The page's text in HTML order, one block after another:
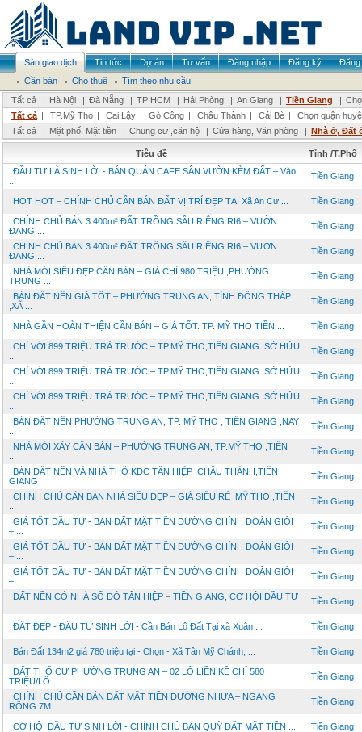
Sàn giao dịch Tin tức Dự án Tư vấn Đăng nhập Đăng ký
Đăng
Cần bán
Cho thuê
Tìm theo nhu cầu
Tất cả
| Hà Nội | Đà Nẵng | TP HCM | Hải Phòng | An Giang | Tiền Giang |
Tất cả | TP.Mỹ Tho | Cai Lậy | Gò Công | Châu Thành | Cái Bè |
Chọn quận
Tất cả
| Mặt phố, Mặt tiền | Chung cư ,căn hộ | Cửa hàng, Văn phòng | Nhà ở, Đất
Tiêu đề
Tỉnh /T.Phố
ĐẦU TƯ LÀ SINH LỜI - BÁN QUÁN CAFE SÂN VƯỜN KÈM ĐẤT – Vào
Tiền Giang
HOT HOT – CHÍNH CHỦ CẦN BÁN ĐẤT VỊ TRÍ ĐẸP TẠI Xã An Cư ... Tiền Giang
CHÍNH CHỦ BÁN 3.400m² ĐẤT TRỒNG SẦU RIÊNG RI6 – VƯỜN
ĐANG ...
Tiền Giang
CHÍNH CHỦ BÁN 3.400m² ĐẤT TRỒNG SẦU RIÊNG RI6 – VƯỜN
ĐANG ...
Tiền Giang
NHÀ MỚI SIÊU ĐẸP CẦN BÁN – GIÁ CHỈ 980 TRIỆU ,PHƯỜNG
TRUNG ...
Tiền Giang
BÁN ĐẤT NỀN GIÁ TỐT – PHƯỜNG TRUNG AN, TỈNH ĐỒNG THÁP
,XÃ ...
Tiền Giang
NHÀ GẦN HOÀN THIỆN CẦN BÁN – GIÁ TỐT. TP. MỸ THO TIỀN ... Tiền Giang
CHỈ VỚI 899 TRIỆU TRẢ TRƯỚC – TP.MỸ THO,TIỀN GIANG ,SỞ HỮU
Tiền Giang
CHỈ VỚI 899 TRIỆU TRẢ TRƯỚC – TP.MỸ THO,TIỀN GIANG ,SỞ HỮU
Tiền Giang
CHỈ VỚI 899 TRIỆU TRẢ TRƯỚC – TP.MỸ THO,TIỀN GIANG ,SỞ HỮU
Tiền Giang
BÁN ĐẤT NỀN PHƯỜNG TRUNG AN, TP. MỸ THO , TIỀN GIANG ,NAY
Tiền Giang
NHÀ MỚI XÂY CẦN BÁN – PHƯỜNG TRUNG AN, TP.MỸ THO ,TIỀN
Tiền Giang
BÁN ĐẤT NÊN VÀ NHÀ THÔ KDC TÂN HIỆP ,CHÂU THÀNH,TIỀN
GIANG
Tiền Giang
CHÍNH CHỦ CẦN BÁN NHÀ SIÊU ĐẸP – GIÁ SIÊU RẺ ,MỸ THO ,TIỀN
Tiền Giang
GIÁ TỐT ĐẦU TƯ - BÁN ĐẤT MẶT TIỀN ĐƯỜNG CHÍNH ĐOÀN GIỎI
– ...
Tiền Giang
GIÁ TỐT ĐẦU TƯ - BÁN ĐẤT MẶT TIỀN ĐƯỜNG CHÍNH ĐOÀN GIỎI
– ...
Tiền Giang
GIÁ TỐT ĐẦU TƯ - BÁN ĐẤT MẶT TIỀN ĐƯỜNG CHÍNH ĐOÀN GIỎI
– ...
Tiền Giang
ĐẤT NỀN CÓ NHÀ SỔ ĐỎ TÂN HIỆP – TIỀN GIANG, CƠ HỘI ĐẦU TƯ
Tiền Giang
ĐẤT ĐẸP - ĐẦU TƯ SINH LỜI - Cần Bán Lô Đất Tại xã Xuân ... Tiền Giang
Bán Đất 134m2 giá 780 triệu tại - Chọn - Xã Tân Mỹ Chánh, ... Tiền Giang
ĐẤT THỔ CƯ PHƯỜNG TRUNG AN – 02 LÔ LIỀN KỀ CHỈ 580
TRIỆU/LÔ
Tiền Giang
CHÍNH CHỦ CẦN BÁN ĐẤT MẶT TIỀN ĐƯỜNG NHỰA – NGANG
RỘNG 7M ...
Tiền Giang
CƠ HỘI ĐẦU TƯ SINH LỜI - CHÍNH CHỦ BÁN QUỸ ĐẤT MẶT TIỀN ... Tiền Giang